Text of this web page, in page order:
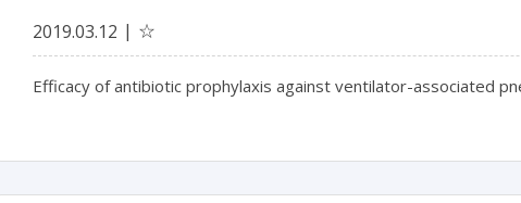
2019.03.12 ☆
Efficacy of antibiotic prophylaxis against ventilator-associated